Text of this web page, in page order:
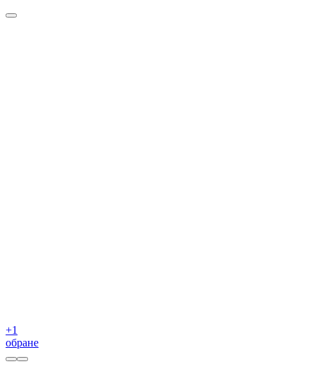
+1
обране